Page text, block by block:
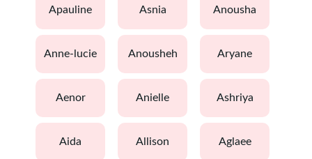
apauline asnia anousha
anne-lucie anousheh aryane
aenor anielle ashriya
aida allison aglaee